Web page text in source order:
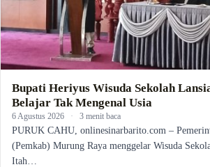
Bupati Heriyus Wisuda Sekolah
Belajar Tak Mengenal Usia
6 Agustus 2026 · 3 menit baca
PURUK CAHU, onlinesinarbarito.com –
(Pemkab) Murung Raya menggelar Wisuda
Itah…